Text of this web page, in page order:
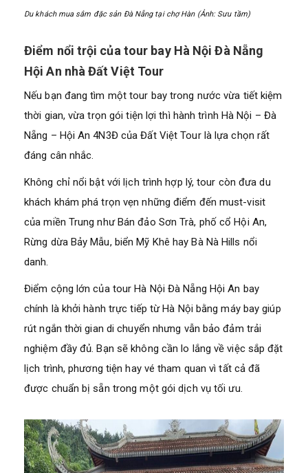
Du khách mua sắm đặc sản Đà Nẵng tại chợ Hàn (Ảnh: Sưu tầm)
Điểm nổi trội của tour bay Hà Nội Đà Nẵng
Hội An nhà Đất Việt Tour
Nếu bạn đang tìm một tour bay trong nước vừa tiết kiệm
thời gian, vừa trọn gói tiện lợi thì hành trình Hà Nội – Đà
Nẵng – Hội An 4N3Đ của Đất Việt Tour là lựa chọn rất
đáng cân nhắc.
Không chỉ nổi bật với lịch trình hợp lý, tour còn đưa du
khách khám phá trọn vẹn những điểm đến must-visit
của miền Trung như Bán đảo Sơn Trà, phố cổ Hội An,
Rừng dừa Bảy Mẫu, biển Mỹ Khê hay Bà Nà Hills nổi
danh.
Điểm cộng lớn của tour Hà Nội Đà Nẵng Hội An bay
chính là khởi hành trực tiếp từ Hà Nội bằng máy bay giúp
rút ngắn thời gian di chuyển nhưng vẫn bảo đảm trải
nghiệm đầy đủ. Bạn sẽ không cần lo lắng về việc sắp đặt
lịch trình, phương tiện hay vé tham quan vì tất cả đã
được chuẩn bị sẵn trong một gói dịch vụ tối ưu.